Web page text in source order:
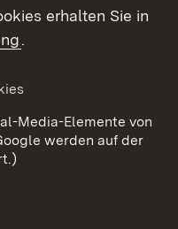
erhalten Sie in
.
Media-Elemente von
werden auf der